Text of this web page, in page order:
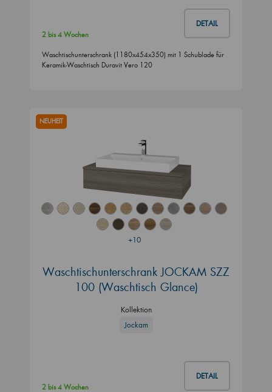
DETAIL
2 bis 4 Wochen
Waschtischunterschrank (1180x454x350) mit 1 Schublade für
Keramik-Waschtisch Duravit Vero 120
+10
NEUHEIT
Waschtischunterschrank JOCKAM SZZ
100 (Waschtisch Glance)
Kollektion
Jockam
DETAIL
2 bis 4 Wochen